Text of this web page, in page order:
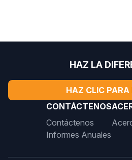
HAZ LA
HAZ CLIC PARA
CONTÁCTENOS
Contáctenos
Informes Anuales